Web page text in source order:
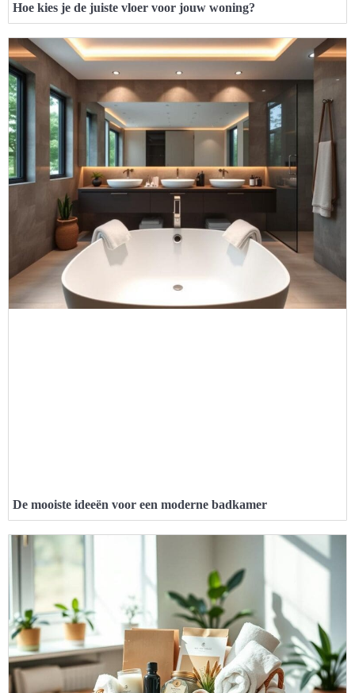
Hoe kies je de juiste vloer voor jouw woning?
De mooiste ideeën voor een moderne badkamer